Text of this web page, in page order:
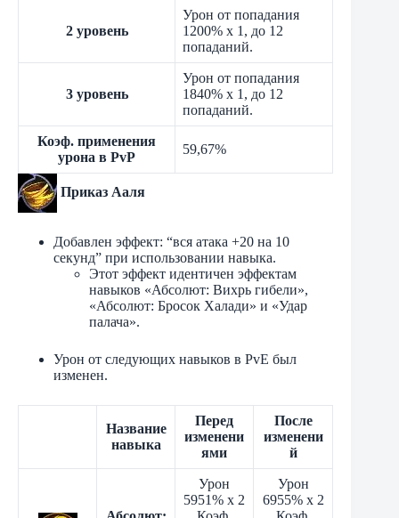
2 уровень
Урон от попадания
1200% x 1, до 12
попаданий.
3 уровень
Урон от попадания
1840% x 1, до 12
попаданий.
Коэф. применения
урона в PvP
59,67%
Приказ Ааля
Добавлен эффект: “вся атака +20 на 10
секунд” при использовании навыка.
Этот эффект идентичен эффектам
навыков «Абсолют: Вихрь гибели»,
«Абсолют: Бросок Халади» и «Удар
палача».
Урон от следующих навыков в PvE был
изменен.
Название
навыка
Перед
изменени
ями
После
изменени
й
Урон
5951% x 2
Урон
6955% x 2